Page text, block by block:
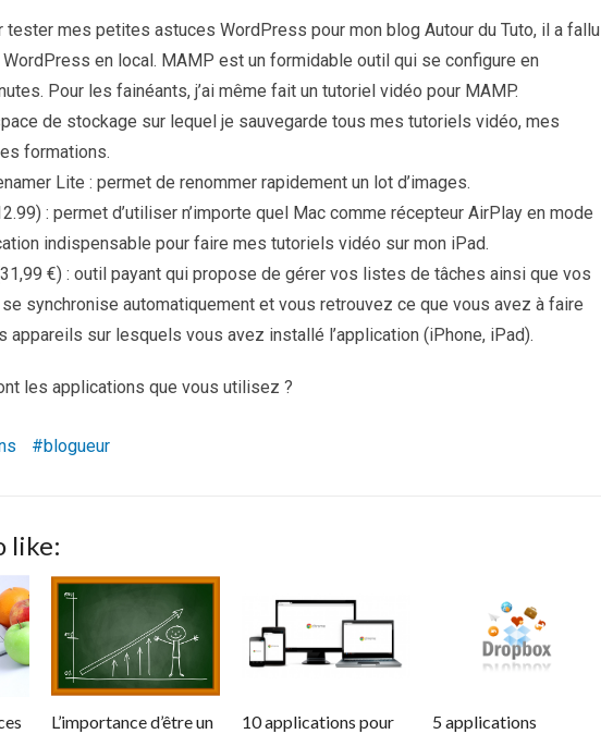
tester mes petites astuces WordPress pour mon blog Autour du Tuto, il a fallu
WordPress en local. MAMP est un formidable outil qui se configure en
Pour les fainéants, j’ai même fait un tutoriel vidéo pour MAMP.
de stockage sur lequel je sauvegarde tous mes tutoriels vidéo, mes
formations.
Lite : permet de renommer rapidement un lot d’images.
: permet d’utiliser n’importe quel Mac comme récepteur AirPlay en mode
indispensable pour faire mes tutoriels vidéo sur mon iPad.
€) : outil payant qui propose de gérer vos listes de tâches ainsi que vos
synchronise automatiquement et vous retrouvez ce que vous avez à faire
appareils sur lesquels vous avez installé l’application (iPhone, iPad).
les applications que vous utilisez ?
blogueur
like:
L’importance d’être un
10 applications pour
5 applications